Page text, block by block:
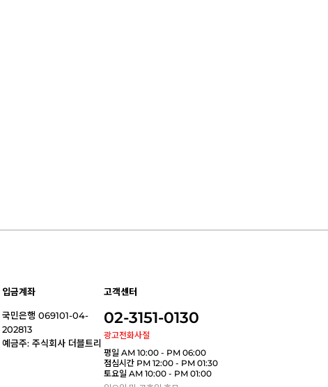
입금계좌
국민은행 069101-04-
202813
예금주: 주식회사 더블트리
고객센터
02-3151-0130
광고전화사절
평일 AM 10:00 - PM 06:00
점심시간 PM 12:00 - PM 01:30
토요일 AM 10:00 - PM 01:00